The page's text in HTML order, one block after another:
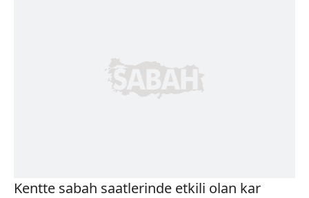
Kentte sabah saatlerinde etkili olan kar